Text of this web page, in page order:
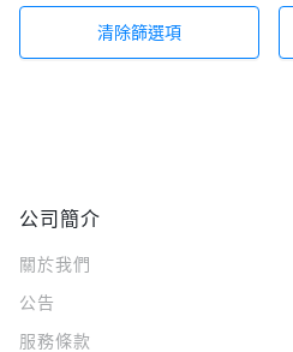
清除篩選項
公司簡介
關於我們
公告
服務條款